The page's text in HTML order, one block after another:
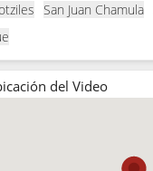
San Juan Chamula
del Video